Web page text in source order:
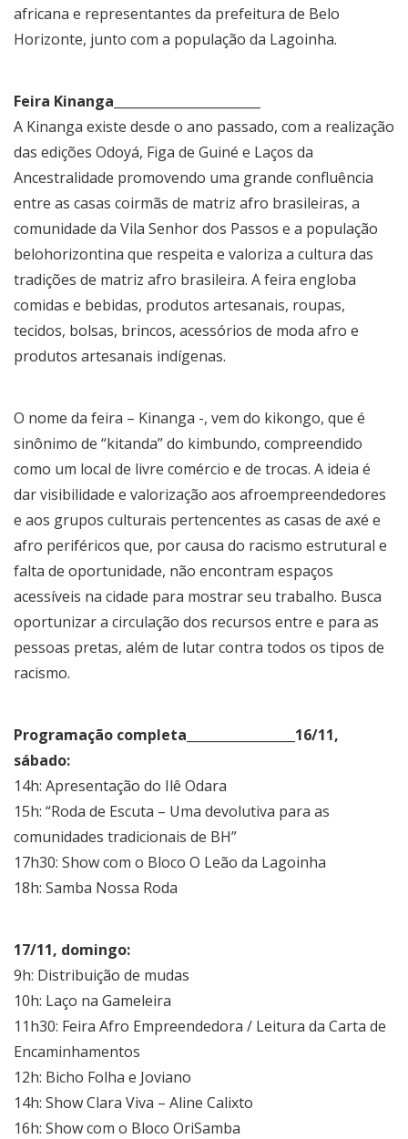
africana e representantes da prefeitura de Belo
Horizonte, junto com a população da Lagoinha.
Feira Kinanga_______________________
A Kinanga existe desde o ano passado, com a realização
das edições Odoyá, Figa de Guiné e Laços da
Ancestralidade promovendo uma grande confluência
entre as casas coirmãs de matriz afro brasileiras, a
comunidade da Vila Senhor dos Passos e a população
belohorizontina que respeita e valoriza a cultura das
tradições de matriz afro brasileira. A feira engloba
comidas e bebidas, produtos artesanais, roupas,
tecidos, bolsas, brincos, acessórios de moda afro e
produtos artesanais indígenas.
O nome da feira – Kinanga -, vem do kikongo, que é
sinônimo de “kitanda” do kimbundo, compreendido
como um local de livre comércio e de trocas. A ideia é
dar visibilidade e valorização aos afroempreendedores
e aos grupos culturais pertencentes as casas de axé e
afro periféricos que, por causa do racismo estrutural e
falta de oportunidade, não encontram espaços
acessíveis na cidade para mostrar seu trabalho. Busca
oportunizar a circulação dos recursos entre e para as
pessoas pretas, além de lutar contra todos os tipos de
racismo.
Programação completa_________________ 16/11,
sábado:
14h: Apresentação do Ilê Odara
15h: “Roda de Escuta – Uma devolutiva para as
comunidades tradicionais de BH”
17h30: Show com o Bloco O Leão da Lagoinha
18h: Samba Nossa Roda
17/11, domingo:
9h: Distribuição de mudas
10h: Laço na Gameleira
11h30: Feira Afro Empreendedora / Leitura da Carta de
Encaminhamentos
12h: Bicho Folha e Joviano
14h: Show Clara Viva – Aline Calixto
16h: Show com o Bloco OriSamba